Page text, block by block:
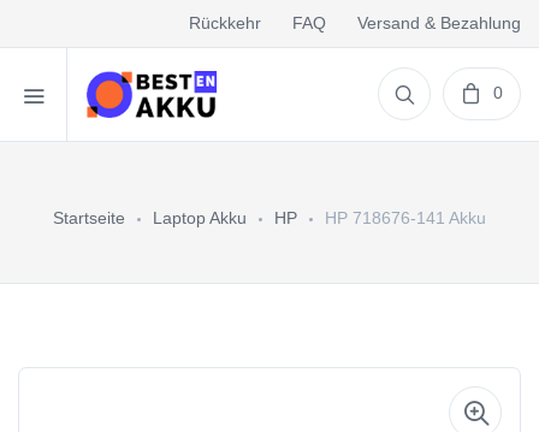
Rückkehr FAQ Versand & Bezahlung
0
Startseite Laptop Akku HP HP 718676-141 Akku